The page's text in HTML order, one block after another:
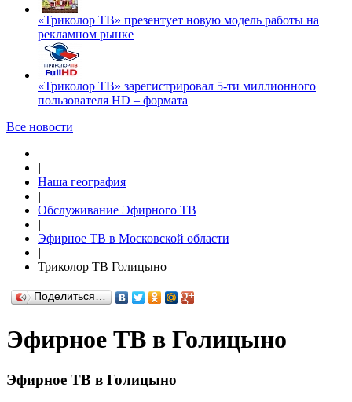
«Триколор ТВ» презентует новую модель работы на
рекламном рынке
«Триколор ТВ» зарегистрировал 5-ти миллионного
пользователя HD – формата
Все новости
|
Наша география
|
Обслуживание Эфирного ТВ
|
Эфирное ТВ в Московской области
|
Триколор ТВ Голицыно
Поделиться…
Эфирное ТВ в Голицыно
Эфирное ТВ в Голицыно